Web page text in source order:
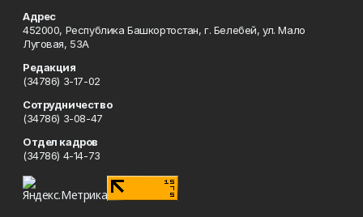
Адрес
452000, Республика Башкортостан, г. Белебей, ул. Мало
Луговая, 53А
Редакция
(34786) 3-17-02
Сотрудничество
(34786) 3-08-47
Отдел кадров
(34786) 4-14-73